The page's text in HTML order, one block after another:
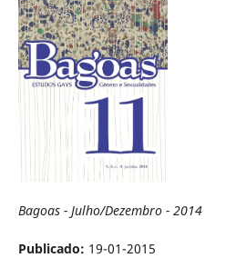
Bagoas - Julho/Dezembro - 2014
Publicado: 19-01-2015